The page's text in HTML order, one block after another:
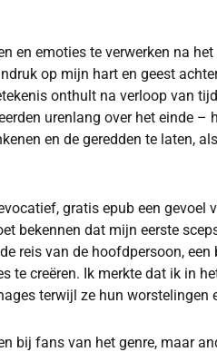
en emoties te verwerken na
op mijn hart en geest
onthult na verloop van
urenlang over het einde
en de geredden te laten,
gratis epub een gevoel
bekennen dat mijn eerste
reis van de hoofdpersoon,
te creëren. Ik merkte dat ik in
terwijl ze hun worstelingen
bij fans van het genre, maar